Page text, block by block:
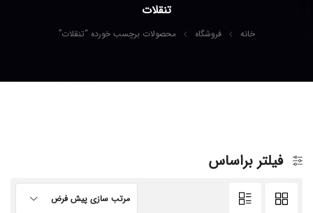
تنقلات
خانه فروشگاه محصولات برچسب خورده “تنقلات”
فیلتر براساس
مرتب سازی پیش فرض